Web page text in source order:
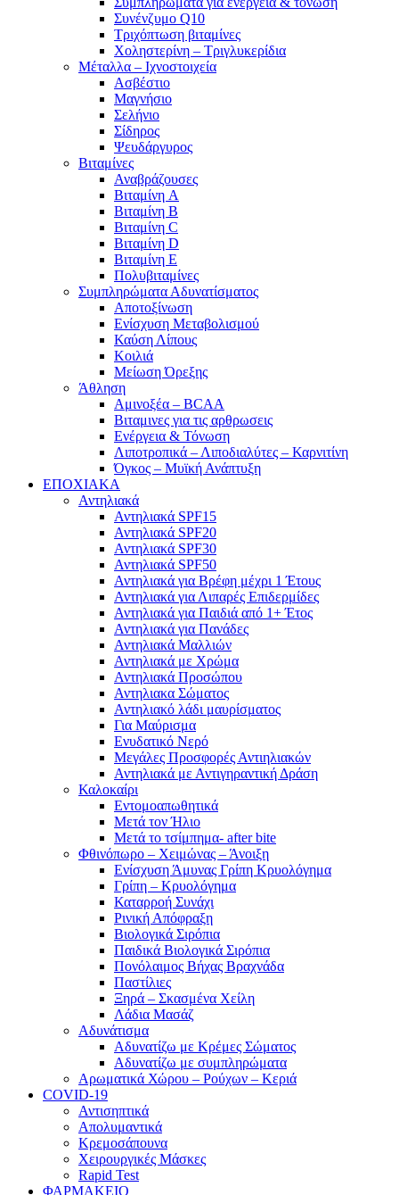
Συνένζυμο Q10
Τριχόπτωση βιταμίνες
Χοληστερίνη – Τριγλυκερίδια
Μέταλλα – Ιχνοστοιχεία
Ασβέστιο
Μαγνήσιο
Σελήνιο
Σίδηρος
Ψευδάργυρος
Βιταμίνες
Αναβράζουσες
Βιταμίνη A
Βιταμίνη B
Βιταμίνη C
Βιταμίνη D
Βιταμίνη E
Πολυβιταμίνες
Συμπληρώματα Αδυνατίσματος
Αποτοξίνωση
Ενίσχυση Μεταβολισμού
Καύση Λίπους
Κοιλιά
Μείωση Όρεξης
Άθληση
Αμινοξέα – BCAA
Βιταμινες για τις αρθρωσεις
Ενέργεια & Τόνωση
Λιποτροπικά – Λιποδιαλύτες – Καρνιτίνη
Όγκος – Μυϊκή Ανάπτυξη
ΕΠΟΧΙΑΚΑ
Αντηλιακά
Αντηλιακά SPF15
Αντηλιακά SPF20
Αντηλιακά SPF30
Αντηλιακά SPF50
Αντηλιακά για Βρέφη μέχρι 1 Έτους
Αντηλιακά για Λιπαρές Επιδερμίδες
Αντηλιακά για Παιδιά από 1+ Έτος
Αντηλιακά για Πανάδες
Αντηλιακά Μαλλιών
Αντηλιακά με Χρώμα
Αντηλιακά Προσώπου
Αντηλιακα Σώματος
Αντηλιακό λάδι μαυρίσματος
Για Μαύρισμα
Ενυδατικό Νερό
Μεγάλες Προσφορές Αντιηλιακών
Αντηλιακά με Αντιγηραντική Δράση
Καλοκαίρι
Εντομοαπωθητικά
Μετά τον Ήλιο
Μετά το τσίμπημα- after bite
Φθινόπωρο – Χειμώνας – Άνοιξη
Ενίσχυση Άμυνας Γρίπη Κρυολόγημα
Γρίπη – Κρυολόγημα
Καταρροή Συνάχι
Ρινική Απόφραξη
Βιολογικά Σιρόπια
Παιδικά Βιολογικά Σιρόπια
Πονόλαιμος Βήχας Βραχνάδα
Παστίλιες
Ξηρά – Σκασμένα Χείλη
Λάδια Μασάζ
Αδυνάτισμα
Αδυνατίζω με Κρέμες Σώματος
Αδυνατίζω με συμπληρώματα
Αρωματικά Χώρου – Ρούχων – Κεριά
COVID-19
Αντισηπτικά
Απολυμαντικά
Κρεμοσάπουνα
Χειρουργικές Μάσκες
Rapid Test
ΦΑΡΜΑΚΕΙΟ